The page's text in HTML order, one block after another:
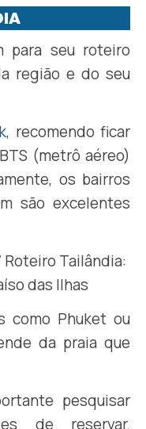
para seu roteiro
região e do seu
, recomendo ficar
(metrô aéreo)
os bairros
são excelentes
como Phuket ou
da praia que
pesquisar
de reservar.